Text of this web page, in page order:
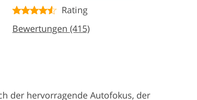
Rating
Bewertungen (415)
der hervorragende Autofokus, der